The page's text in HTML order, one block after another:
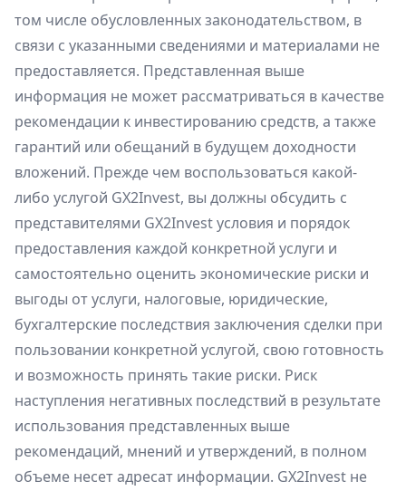
том числе обусловленных законодательством, в
связи с указанными сведениями и материалами не
предоставляется. Представленная выше
информация не может рассматриваться в качестве
рекомендации к инвестированию средств, а также
гарантий или обещаний в будущем доходности
вложений. Прежде чем воспользоваться какой-
либо услугой GX2Invest, вы должны обсудить с
представителями GX2Invest условия и порядок
предоставления каждой конкретной услуги и
самостоятельно оценить экономические риски и
выгоды от услуги, налоговые, юридические,
бухгалтерские последствия заключения сделки при
пользовании конкретной услугой, свою готовность
и возможность принять такие риски. Риск
наступления негативных последствий в результате
использования представленных выше
рекомендаций, мнений и утверждений, в полном
объеме несет адресат информации. GX2Invest не